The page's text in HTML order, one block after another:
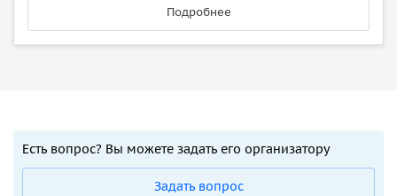
Подробнее
Есть вопрос? Вы можете задать его организатору
Задать вопрос